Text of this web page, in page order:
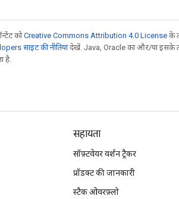
कोCreative Commons Attribution 4.0 License के
साइट की नीतियांदेखें. Java, Oracle का और/या इसके
है.
सहायता
सॉफ़्टवेयर वर्शन ट्रैकर
प्रॉडक्ट की जानकारी
स्टैक ओवरफ़्लो